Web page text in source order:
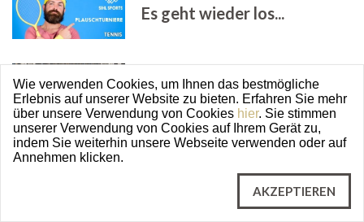
Es geht wieder los...
Fitnesscenter geschlossen
07.09.20
Start Wintersaison
Wie verwenden Cookies, um Ihnen das bestmögliche
Erlebnis auf unserer Website zu bieten. Erfahren Sie mehr
über unsere Verwendung von Cookies hier. Sie stimmen
unserer Verwendung von Cookies auf Ihrem Gerät zu,
indem Sie weiterhin unsere Webseite verwenden oder auf
Annehmen klicken.
AKZEPTIEREN